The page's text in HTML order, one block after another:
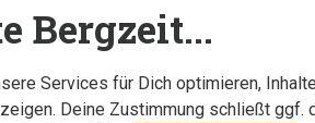
Bergzeit...
Services für Dich optimieren,
Deine Zustimmung schließt ggf.